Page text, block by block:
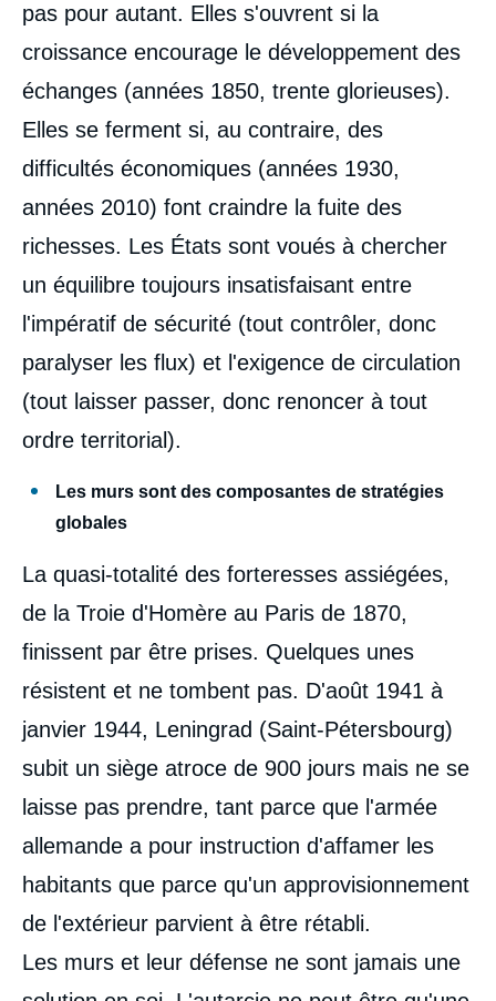
pas pour autant. Elles s'ouvrent si la
croissance encourage le développement des
échanges (années 1850, trente glorieuses).
Elles se ferment si, au contraire, des
difficultés économiques (années 1930,
années 2010) font craindre la fuite des
richesses. Les États sont voués à chercher
un équilibre toujours insatisfaisant entre
l'impératif de sécurité (tout contrôler, donc
paralyser les flux) et l'exigence de circulation
(tout laisser passer, donc renoncer à tout
ordre territorial).
Les murs sont des composantes de stratégies
globales
La quasi-totalité des forteresses assiégées,
de la Troie d'Homère au Paris de 1870,
finissent par être prises. Quelques unes
résistent et ne tombent pas. D'août 1941 à
janvier 1944, Leningrad (Saint-Pétersbourg)
subit un siège atroce de 900 jours mais ne se
laisse pas prendre, tant parce que l'armée
allemande a pour instruction d'affamer les
habitants que parce qu'un approvisionnement
de l'extérieur parvient à être rétabli.
Les murs et leur défense ne sont jamais une